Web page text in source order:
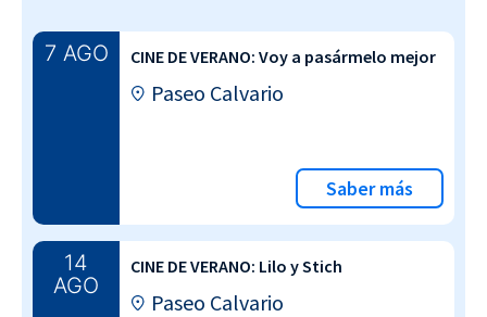
7 AGO CINE DE VERANO: Voy a pasármelo mejor
Paseo Calvario
Saber más
14
AGO
CINE DE VERANO: Lilo y Stich
Paseo Calvario